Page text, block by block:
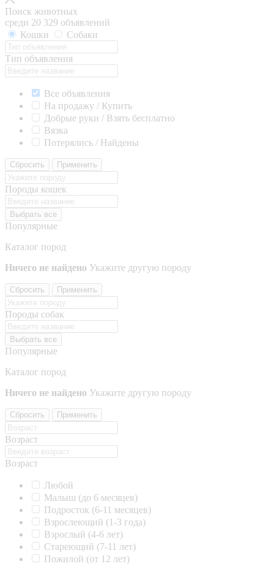
Поиск животных
среди 20 329 объявлений
Кошки
Собаки
Тип объявления
Все объявления
На продажу / Купить
Добрые руки / Взять бесплатно
Вязка
Потерялись / Найдены
Сбросить Применить
Породы кошек
Выбрать все
Популярные
Каталог пород
Ничего не найдено Укажите другую породу
Сбросить Применить
Породы собак
Выбрать все
Популярные
Каталог пород
Ничего не найдено Укажите другую породу
Сбросить Применить
Возраст
Возраст
Любой
Малыш (до 6 месяцев)
Подросток (6-11 месяцев)
Взрослеющий (1-3 года)
Взрослый (4-6 лет)
Стареющий (7-11 лет)
Пожилой (от 12 лет)